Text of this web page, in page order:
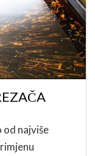
od najviše